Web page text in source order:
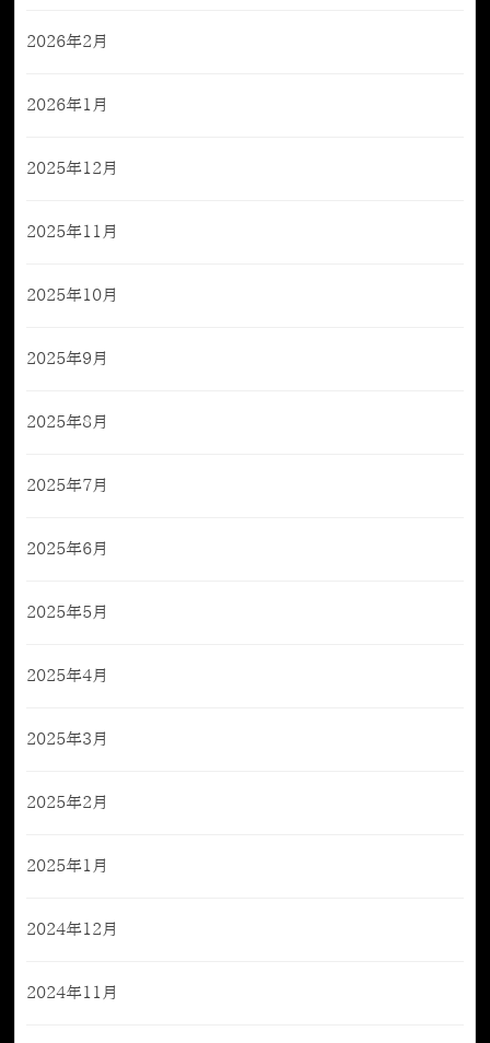
2026年2月
2026年1月
2025年12月
2025年11月
2025年10月
2025年9月
2025年8月
2025年7月
2025年6月
2025年5月
2025年4月
2025年3月
2025年2月
2025年1月
2024年12月
2024年11月